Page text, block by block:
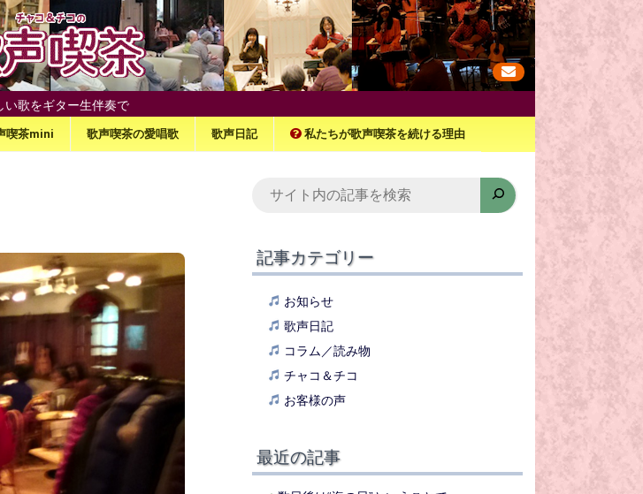
い歌をギター生伴奏で
喫茶mini 歌声喫茶の愛唱歌 歌声日記 私たちが歌声喫茶を続ける理由
記事カテゴリー
お知らせ
歌声日記
コラム／読み物
チャコ＆チコ
お客様の声
最近の記事